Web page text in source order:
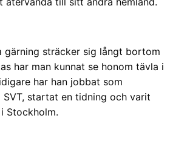
gärning sträcker sig långt bortom
har man kunnat se honom tävla i
har han jobbat som
SVT, startat en tidning och varit
Stockholm.